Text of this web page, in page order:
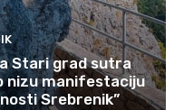
Stari grad sutra
nizu manifestaciju
Srebrenik”